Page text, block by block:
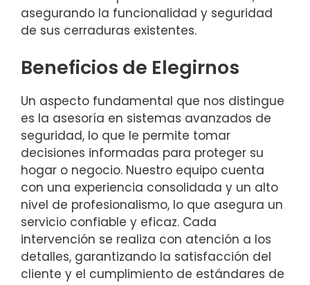
asegurando la funcionalidad y seguridad
de sus cerraduras existentes.
Beneficios de Elegirnos
Un aspecto fundamental que nos distingue
es la asesoría en sistemas avanzados de
seguridad, lo que le permite tomar
decisiones informadas para proteger su
hogar o negocio. Nuestro equipo cuenta
con una experiencia consolidada y un alto
nivel de profesionalismo, lo que asegura un
servicio confiable y eficaz. Cada
intervención se realiza con atención a los
detalles, garantizando la satisfacción del
cliente y el cumplimiento de estándares de